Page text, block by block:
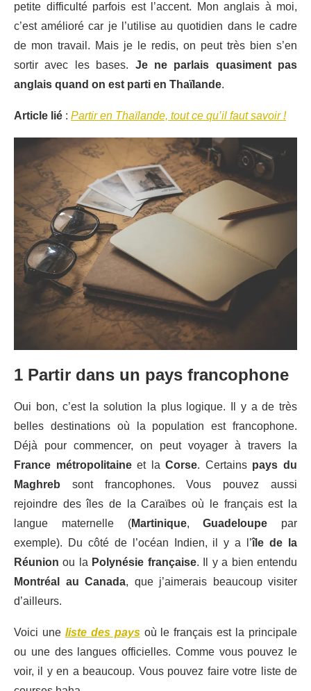
petite difficulté parfois est l’accent. Mon anglais à moi,
c’est amélioré car je l’utilise au quotidien dans le cadre
de mon travail. Mais je le redis, on peut très bien s’en
sortir avec les bases. Je ne parlais quasiment pas
anglais quand on est parti en Thaïlande.
Article lié : Partir en Thaïlande, tout ce qu’il faut savoir !
1 Partir dans un pays francophone
Oui bon, c’est la solution la plus logique. Il y a de très
belles destinations où la population est francophone.
Déjà pour commencer, on peut voyager à travers la
France métropolitaineet laCorse. Certains pays du
Maghreb sont francophones. Vous pouvez aussi
rejoindre des îles de la Caraïbes où le français est la
langue maternelle (Martinique,Guadeloupe par
exemple). Du côté de l’océan Indien, il y a l’île de la
Réunion ou la Polynésie française. Il y a bien entendu
Montréal au Canada, que j’aimerais beaucoup visiter
d’ailleurs.
Voici une liste des paysoù le français est la principale
ou une des langues officielles. Comme vous pouvez le
voir, il y en a beaucoup. Vous pouvez faire votre liste de